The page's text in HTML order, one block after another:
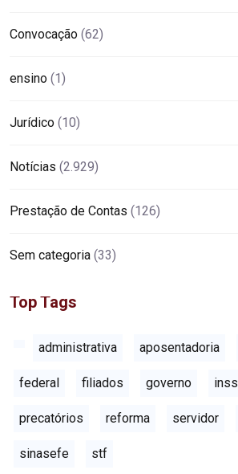
Convocação (62)
ensino (1)
Jurídico (10)
Notícias (2.929)
Prestação de Contas (126)
Sem categoria (33)
Top Tags
administrativa aposentadoria
federal filiados governo inss
precatórios reforma servidor
sinasefe stf